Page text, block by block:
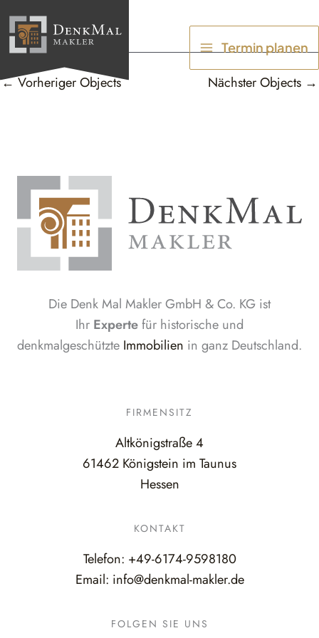
Inhalt
springen
Termin planen
←Vorheriger Objects Nächster Objects →
Die Denk Mal Makler GmbH & Co. KG ist
Ihr Expertefür historische und
denkmalgeschützte Immobilien in ganz Deutschland.
FIRMENSITZ
Altkönigstraße 4
61462 Königstein im Taunus
Hessen
KONTAKT
Telefon: +49-6174-9598180
Email: info@denkmal-makler.de
FOLGEN SIE UNS